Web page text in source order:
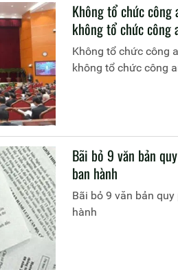
Không tổ chức công
không tổ chức công
Không tổ chức công
không tổ chức công
Bãi bỏ 9 văn bản
ban hành
Bãi bỏ 9 văn bản
hành